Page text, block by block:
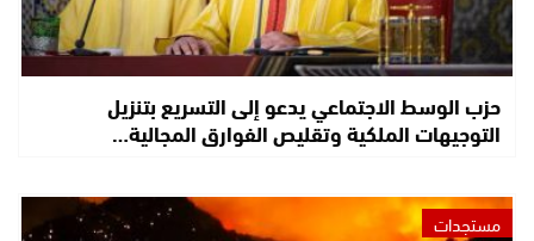
حزب الوسط الاجتماعي يدعو إلى التسريع بتنزيل
التوجيهات الملكية وتقليص الفوارق المجالية…
مستجدات